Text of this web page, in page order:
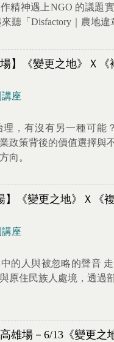
精神遇上NGO 的議題
聽「Disfactory｜農地違
】《變更之地》Ｘ
講座
理，有沒有另一種可能
政策背後的價值選擇與
向。
】《變更之地》Ｘ《
講座
的人與被忽略的聲音
原住民族人處境，透過
高雄場－6/13《變更